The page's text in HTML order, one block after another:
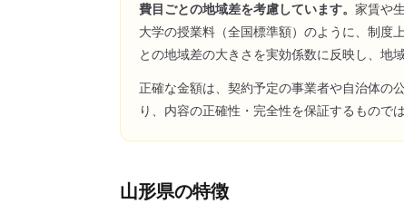
費目ごとの地域差を考慮しています。 家賃や
大学の授業料（全国標準額）のように、制度
との地域差の大きさを実効係数に反映し、地
正確な金額は、契約予定の事業者や自治体の
り、内容の正確性・完全性を保証するもので
山形県の特徴